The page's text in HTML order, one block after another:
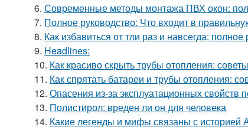
6. Современные методы монтажа ПВХ окон:
7. Полное руководство: Что входит в
8. Как избавиться от тли раз и навсегда: полное
9. Headlines:
10. Как красиво скрыть трубы отопления:
11. Как спрятать батареи и трубы отопления:
12. Опасения из-за эксплуатационных свойств
13. Полистирол: вреден ли он для человека
14. Какие легенды и мифы связаны с историей